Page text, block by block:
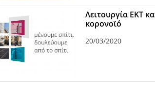
Λειτουργία ΕΚΤ
κορονοϊό
20/03/2020